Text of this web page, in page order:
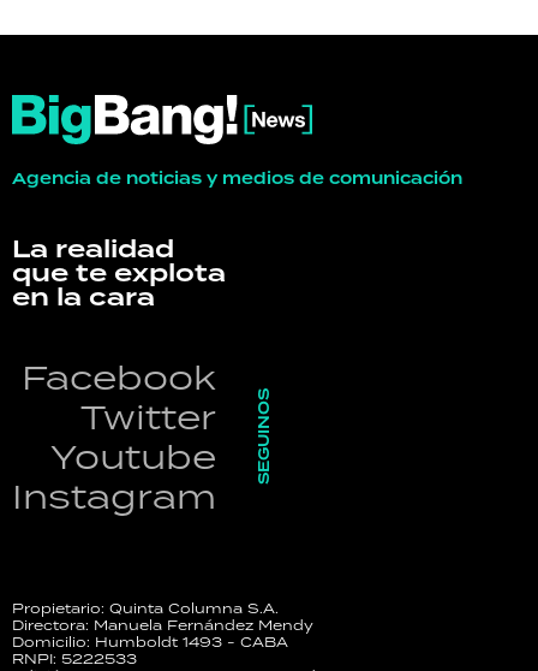
Agencia de noticias y medios de comunicación
La realidad
que te explota
en la cara
Facebook
Twitter
Youtube
Instagram
SEGUINOS
Propietario: Quinta Columna S.A.
Directora: Manuela Fernández Mendy
Domicilio: Humboldt 1493 - CABA
RNPI: 5222533